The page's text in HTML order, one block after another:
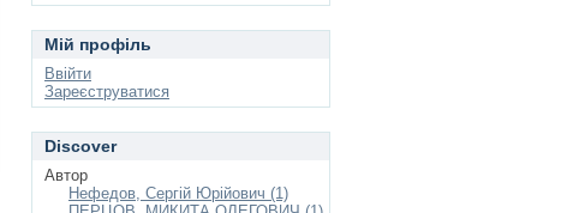
Мій профіль
Ввійти
Зареєструватися
Discover
Автор
Нефедов, Сергій Юрійович (1)